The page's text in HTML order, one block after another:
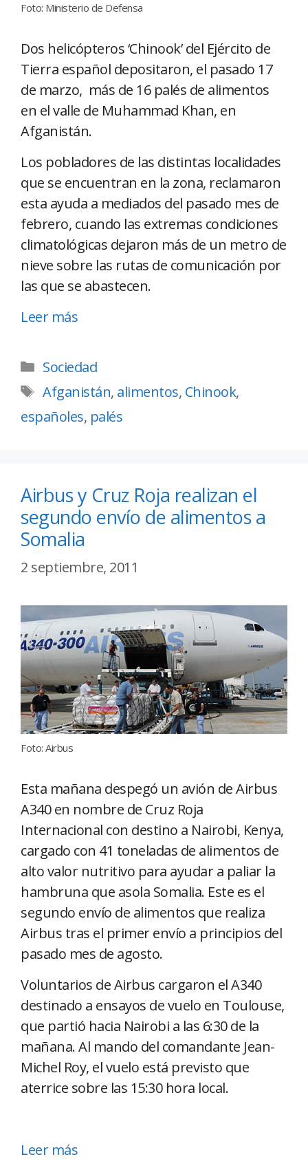
Foto: Ministerio de Defensa
Dos helicópteros ‘Chinook’ del Ejército de
Tierra español depositaron, el pasado 17
de marzo, más de 16 palés de alimentos
en el valle de Muhammad Khan, en
Afganistán.
Los pobladores de las distintas localidades
que se encuentran en la zona, reclamaron
esta ayuda a mediados del pasado mes de
febrero, cuando las extremas condiciones
climatológicas dejaron más de un metro de
nieve sobre las rutas de comunicación por
las que se abastecen.
Leer más
Sociedad
Afganistán, alimentos, Chinook,
españoles, palés
Airbus y Cruz Roja realizan el
segundo envío de alimentos a
Somalia
2 septiembre, 2011
Foto: Airbus
Esta mañana despegó un avión de Airbus
A340 en nombre de Cruz Roja
Internacional con destino a Nairobi, Kenya,
cargado con 41 toneladas de alimentos de
alto valor nutritivo para ayudar a paliar la
hambruna que asola Somalia. Este es el
segundo envío de alimentos que realiza
Airbus tras el primer envío a principios del
pasado mes de agosto.
Voluntarios de Airbus cargaron el A340
destinado a ensayos de vuelo en Toulouse,
que partió hacia Nairobi a las 6:30 de la
mañana. Al mando del comandante Jean-
Michel Roy, el vuelo está previsto que
aterrice sobre las 15:30 hora local.
Leer más